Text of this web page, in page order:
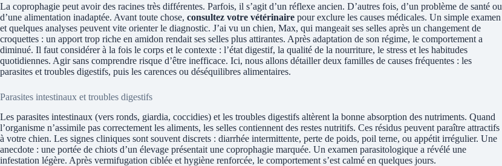
La coprophagie peut avoir des racines très différentes. Parfois, il s’agit d’un réflexe ancien. D’autres fois, d’un problème de santé ou
d’une alimentation inadaptée. Avant toute chose, consultez votre vétérinaire pour exclure les causes médicales. Un simple examen
et quelques analyses peuvent vite orienter le diagnostic. J’ai vu un chien, Max, qui mangeait ses selles après un changement de
croquettes : un apport trop riche en amidon rendait ses selles plus attirantes. Après adaptation de son régime, le comportement a
diminué. Il faut considérer à la fois le corps et le contexte : l’état digestif, la qualité de la nourriture, le stress et les habitudes
quotidiennes. Agir sans comprendre risque d’être inefficace. Ici, nous allons détailler deux familles de causes fréquentes : les
parasites et troubles digestifs, puis les carences ou déséquilibres alimentaires.
Parasites intestinaux et troubles digestifs
Les parasites intestinaux (vers ronds, giardia, coccidies) et les troubles digestifs altèrent la bonne absorption des nutriments. Quand
l’organisme n’assimile pas correctement les aliments, les selles contiennent des restes nutritifs. Ces résidus peuvent paraître attractifs
à votre chien. Les signes cliniques sont souvent discrets : diarrhée intermittente, perte de poids, poil terne, ou appétit irrégulier. Une
anecdote : une portée de chiots d’un élevage présentait une coprophagie marquée. Un examen parasitologique a révélé une
infestation légère. Après vermifugation ciblée et hygiène renforcée, le comportement s’est calmé en quelques jours.